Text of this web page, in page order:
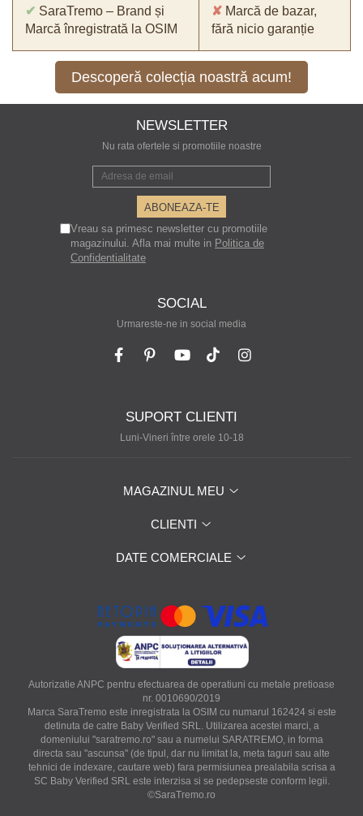
✔ SaraTremo – Brand și
Marcă înregistrată la OSIM
✘ Marcă de bazar,
fără nicio garanție
Descoperă colecția noastră acum!
NEWSLETTER
Nu rata ofertele si promotiile noastre
Vreau sa primesc newsletter cu promotiile
magazinului. Afla mai multe in Politica de
Confidentialitate
SOCIAL
Urmareste-ne in social media
SUPORT CLIENTI
Luni-Vineri între orele 10-18
MAGAZINUL MEU
CLIENTI
DATE COMERCIALE
Autorizatie ANPC pentru efectuarea de operatiuni cu metale pretioase
nr. 0010690/2019
Marca SaraTremo este inregistrata la OSIM cu numarul 162424 si este
detinuta de catre Baby Verified SRL. Utilizarea acestei marci, a
domeniului "saratremo.ro" sau a numelui SARATREMO, in forma
directa sau "ascunsa" (de tipul, dar nu limitat la, meta taguri sau alte
tehnici de indexare, cautare web) fara permisiunea prealabila scrisa a
SC Baby Verified SRL este interzisa si se pedepseste conform legii.
©SaraTremo.ro